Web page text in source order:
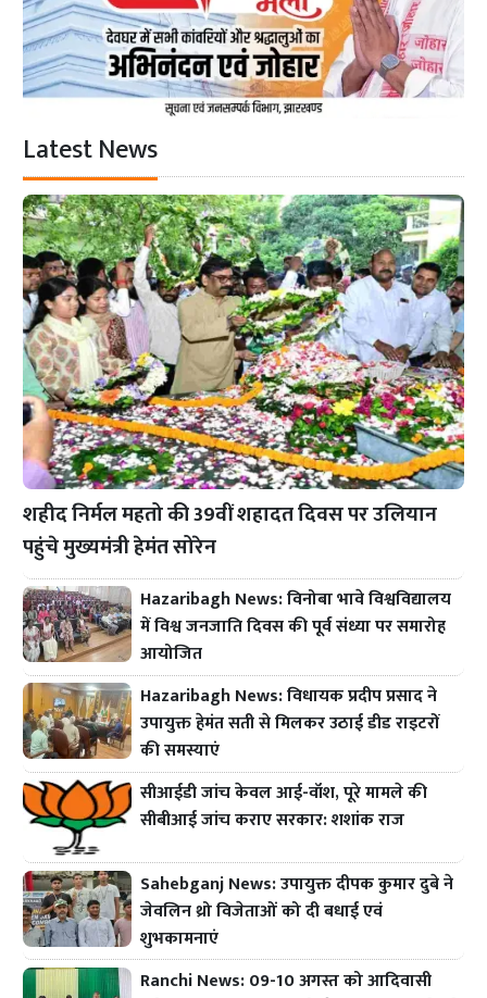
Latest News
शहीद निर्मल महतो की 39वीं शहादत दिवस पर उलियान
पहुंचे मुख्यमंत्री हेमंत सोरेन
Hazaribagh News: विनोबा भावे विश्वविद्यालय
में विश्व जनजाति दिवस की पूर्व संध्या पर समारोह
आयोजित
Hazaribagh News: विधायक प्रदीप प्रसाद ने
उपायुक्त हेमंत सती से मिलकर उठाई डीड राइटरों
की समस्याएं
सीआईडी जांच केवल आई-वॉश, पूरे मामले की
सीबीआई जांच कराए सरकार: शशांक राज
Sahebganj News: उपायुक्त दीपक कुमार दुबे ने
जेवलिन थ्रो विजेताओं को दी बधाई एवं
शुभकामनाएं
Ranchi News: 09-10 अगस्त को आदिवासी